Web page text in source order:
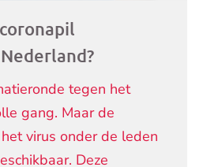
tegen het
gang. Maar de
virus onder de leden
Deze